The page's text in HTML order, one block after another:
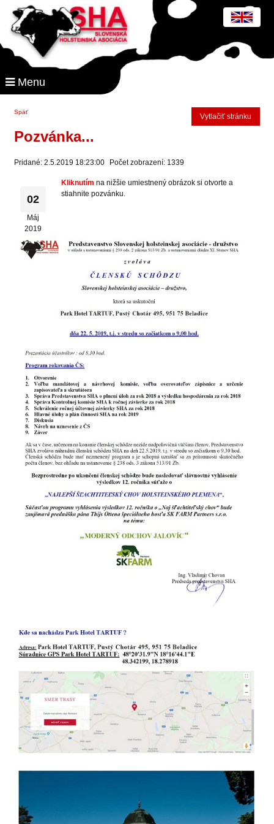
Menu
Späť
Vytlačiť stránku
Pozvánka...
Pridané: 2.5.2019 18:23:00 Počet zobrazení: 1339
02
Máj
2019
Kliknutím na nižšie umiestnený obrázok si otvorte a
stiahnite pozvánku.